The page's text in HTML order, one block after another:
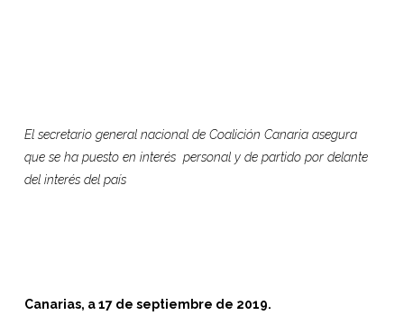
El secretario general nacional de Coalición Canaria asegura
que se ha puesto en interés personal y de partido por delante
del interés del país
Canarias, a 17 de septiembre de 2019.